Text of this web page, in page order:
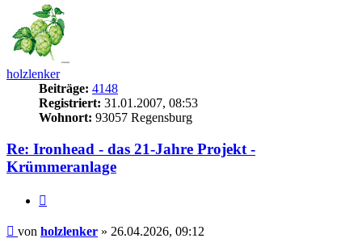
holzlenker
Beiträge: 4148
Registriert: 31.01.2007, 08:53
Wohnort: 93057 Regensburg
Re: Ironhead - das 21-Jahre Projekt -
Krümmeranlage
Beitrag
von holzlenker » 26.04.2026, 09:12